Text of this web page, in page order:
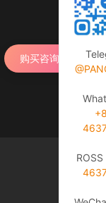
购买咨询